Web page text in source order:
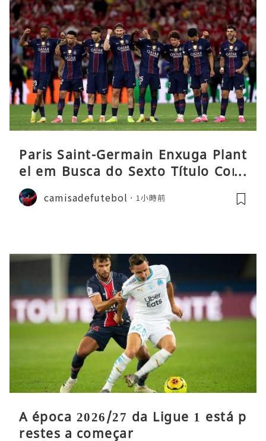
Paris Saint-Germain Enxuga Plant
el em Busca do Sexto Título Cons
ecutivo da Liga
camisadefutebol 1小時前
A época 2026/27 da Ligue 1 está p
restes a começar